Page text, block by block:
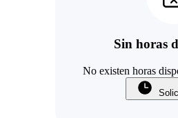
Sin horas
No existen horas